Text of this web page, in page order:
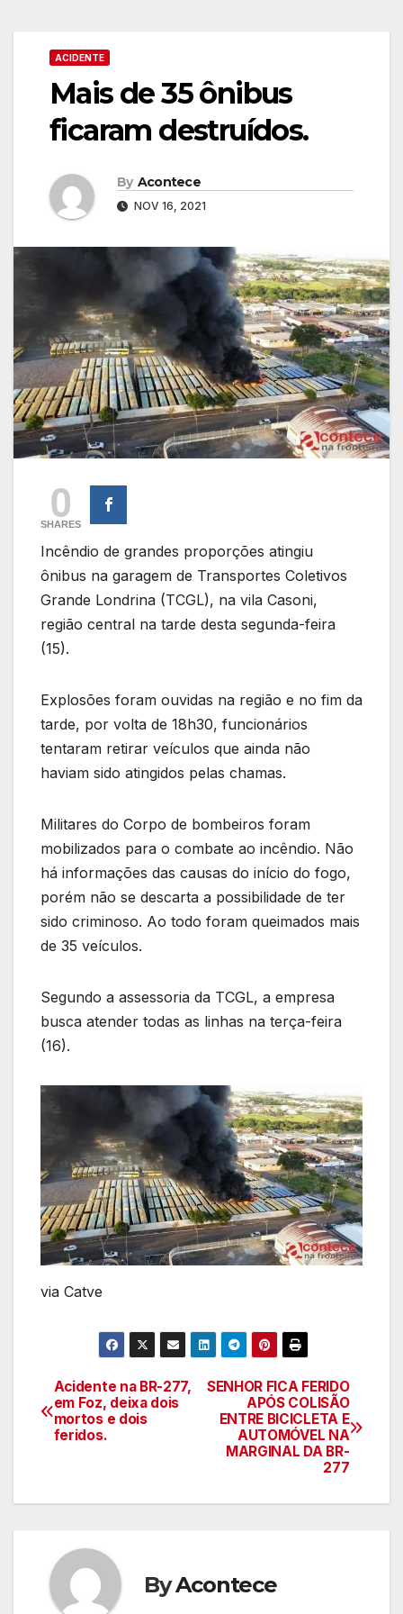
ACIDENTE
Mais de 35 ônibus
ficaram destruídos.
By Acontece
NOV 16, 2021
0
SHARES
Incêndio de grandes proporções atingiu
ônibus na garagem de Transportes Coletivos
Grande Londrina (TCGL), na vila Casoni,
região central na tarde desta segunda-feira
(15).
Explosões foram ouvidas na região e no fim da
tarde, por volta de 18h30, funcionários
tentaram retirar veículos que ainda não
haviam sido atingidos pelas chamas.
Militares do Corpo de bombeiros foram
mobilizados para o combate ao incêndio. Não
há informações das causas do início do fogo,
porém não se descarta a possibilidade de ter
sido criminoso. Ao todo foram queimados mais
de 35 veículos.
Segundo a assessoria da TCGL, a empresa
busca atender todas as linhas na terça-feira
(16).
via Catve
Navegação
de
SENHOR FICA FERIDO
APÓS COLISÃO
ENTRE BICICLETA E
AUTOMÓVEL NA
MARGINAL DA BR-
277
Acidente na BR-277,
em Foz, deixa dois
mortos e dois
feridos.
ByAcontece